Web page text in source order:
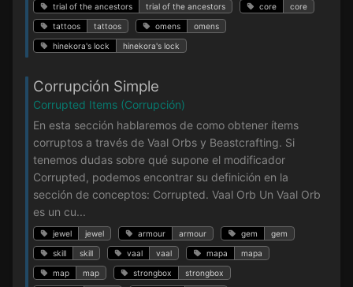
trial of the ancestors trial of the ancestors core core
tattoos tattoos omens omens
hinekora's lock hinekora's lock
Corrupción Simple
Corrupted Items (Corrupción)
En esta sección hablaremos de como obtener ítems
corruptos a través de Vaal Orbs y Beastcrafting. Si
tenemos dudas sobre qué supone el modificador
Corrupted, podemos encontrar su definición en la
sección de conceptos: Corrupted. Vaal Orb Un Vaal Orb
es un cu...
jewel jewel armour armour gem gem
skill skill vaal vaal mapa mapa
map map strongbox strongbox